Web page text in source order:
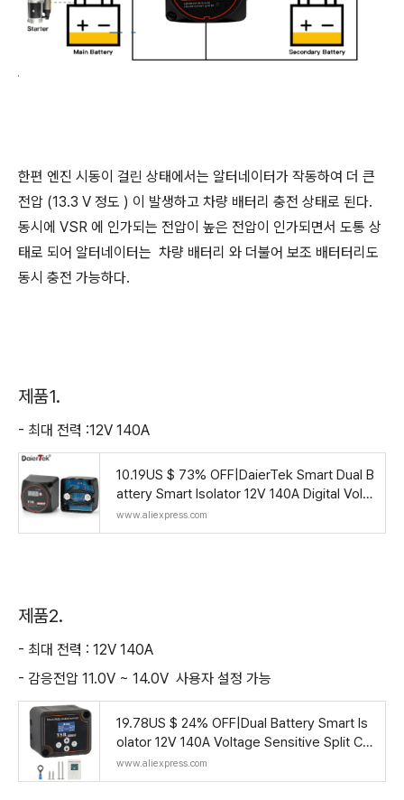
한편 엔진 시동이 걸린 상태에서는 알터네이터가 작동하여 더 큰
전압 (13.3 V 정도 ) 이 발생하고 차량 배터리 충전 상태로 된다.
동시에 VSR 에 인가되는 전압이 높은 전압이 인가되면서 도통 상
태로 되어 알터네이터는 차량 배터리 와 더불어 보조 배터터리도
동시 충전 가능하다.
제품1.
- 최대 전력 :12V 140A
10.19US $ 73% OFF|DaierTek Smart Dual B
attery Smart Isolator 12V 140A Digital Volta
ge Sensitive Relay VSR Split Charge For C
ampe
www.aliexpress.com
제품2.
- 최대 전력 : 12V 140A
- 감응전압 11.0V ~ 14.0V 사용자 설정 가능
19.78US $ 24% OFF|Dual Battery Smart Is
olator 12V 140A Voltage Sensitive Split Ch
arge Relay VSR Car Accessories Relay VS
R ​For
www.aliexpress.com